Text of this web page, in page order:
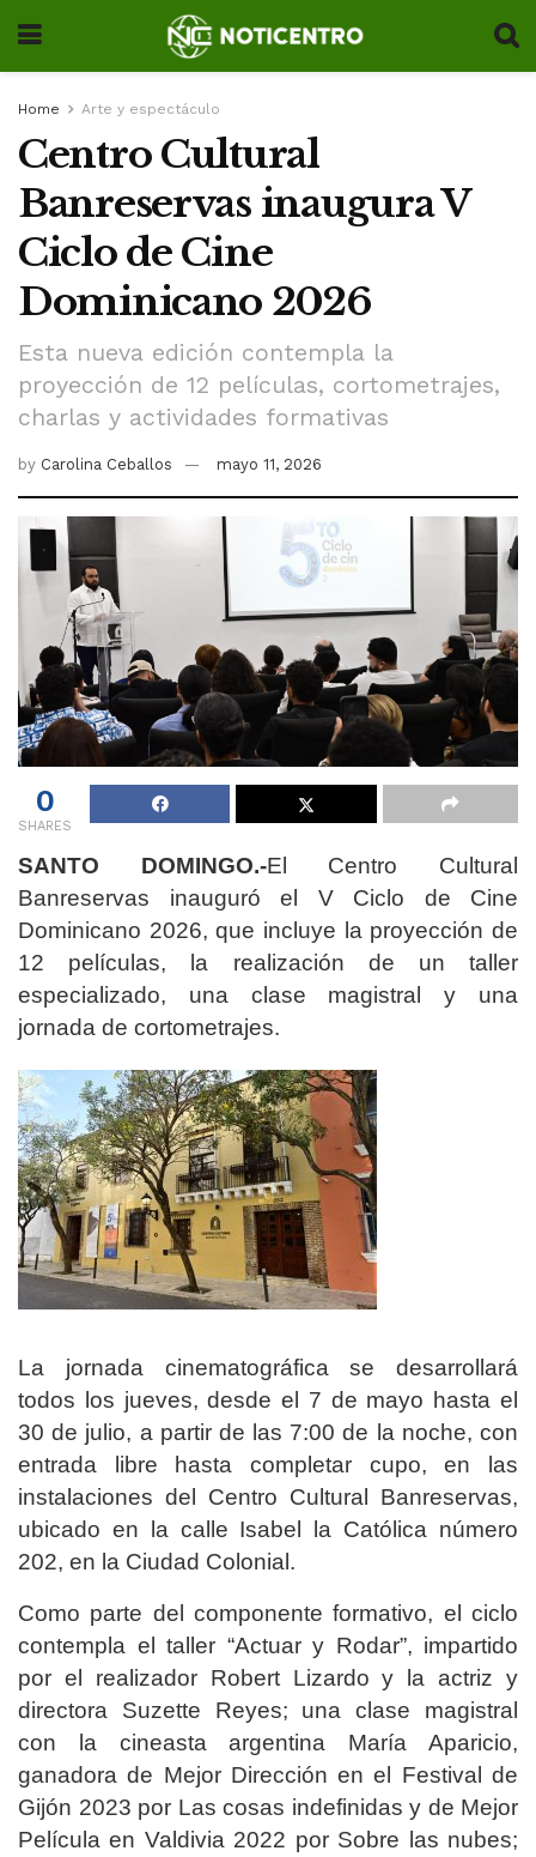
Home Arte y espectáculo
Centro Cultural
Banreservas inaugura V
Ciclo de Cine
Dominicano 2026
Esta nueva edición contempla la
proyección de 12 películas, cortometrajes,
charlas y actividades formativas
by Carolina Ceballos mayo 11, 2026
0
SHARES
SANTO DOMINGO.-El Centro Cultural
Banreservas inauguró el V Ciclo de Cine
Dominicano 2026, que incluye la proyección de
12 películas, la realización de un taller
especializado, una clase magistral y una
jornada de cortometrajes.
La jornada cinematográfica se desarrollará
todos los jueves, desde el 7 de mayo hasta el
30 de julio, a partir de las 7:00 de la noche, con
entrada libre hasta completar cupo, en las
instalaciones del Centro Cultural Banreservas,
ubicado en la calle Isabel la Católica número
202, en la Ciudad Colonial.
Como parte del componente formativo, el ciclo
contempla el taller “Actuar y Rodar”, impartido
por el realizador Robert Lizardo y la actriz y
directora Suzette Reyes; una clase magistral
con la cineasta argentina María Aparicio,
ganadora de Mejor Dirección en el Festival de
Gijón 2023 por Las cosas indefinidas y de Mejor
Película en Valdivia 2022 por Sobre las nubes;